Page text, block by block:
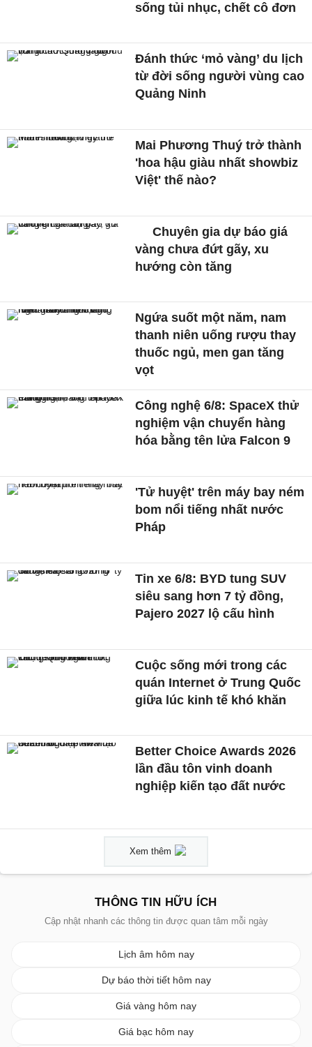
sống tủi nhục, chết cô đơn
Đánh thức ‘mỏ vàng’ du lịch
từ đời sống người vùng cao
Quảng Ninh
Mai Phương Thuý trở thành
'hoa hậu giàu nhất showbiz
Việt' thế nào?
Chuyên gia dự báo giá
vàng chưa đứt gãy, xu
hướng còn tăng
Ngứa suốt một năm, nam
thanh niên uống rượu thay
thuốc ngủ, men gan tăng
vọt
Công nghệ 6/8: SpaceX thử
nghiệm vận chuyển hàng
hóa bằng tên lửa Falcon 9
'Tử huyệt' trên máy bay ném
bom nổi tiếng nhất nước
Pháp
Tin xe 6/8: BYD tung SUV
siêu sang hơn 7 tỷ đồng,
Pajero 2027 lộ cấu hình
Cuộc sống mới trong các
quán Internet ở Trung Quốc
giữa lúc kinh tế khó khăn
Better Choice Awards 2026
lần đầu tôn vinh doanh
nghiệp kiến tạo đất nước
Xem thêm
THÔNG TIN HỮU ÍCH
Cập nhật nhanh các thông tin được quan tâm mỗi ngày
Lịch âm hôm nay
Dự báo thời tiết hôm nay
Giá vàng hôm nay
Giá bạc hôm nay